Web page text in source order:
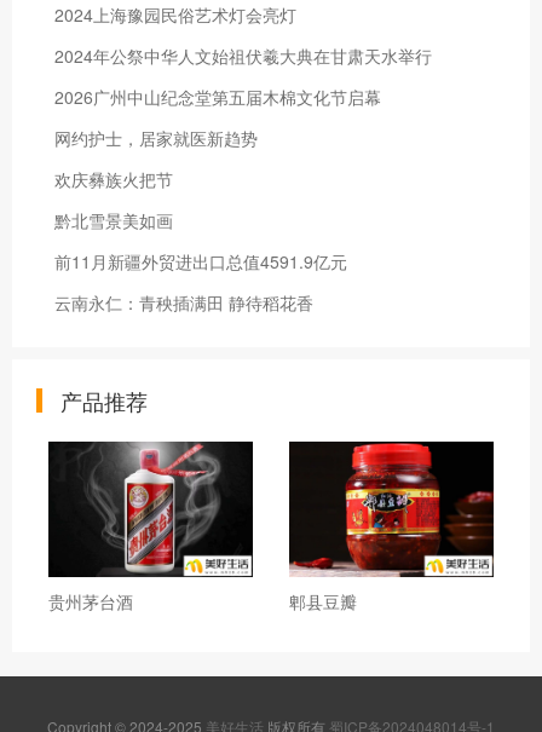
2024上海豫园民俗艺术灯会亮灯
2024年公祭中华人文始祖伏羲大典在甘肃天水举行
2026广州中山纪念堂第五届木棉文化节启幕
网约护士，居家就医新趋势
欢庆彝族火把节
黔北雪景美如画
前11月新疆外贸进出口总值4591.9亿元
云南永仁：青秧插满田 静待稻花香
产品推荐
贵州茅台酒 郫县豆瓣
Copyright © 2024-2025 美好生活 版权所有 蜀ICP备2024048014号-1